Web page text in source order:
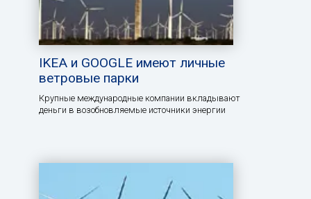
IKEA и GOOGLE имеют личные
ветровые парки
Крупные международные компании вкладывают
деньги в возобновляемые источники энергии